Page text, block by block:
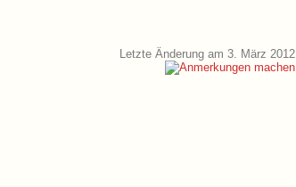
Letzte Änderung am 3. März 2012